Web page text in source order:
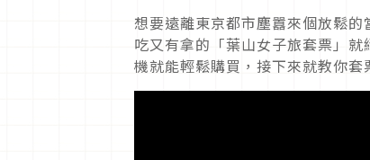
想要遠離東京都市塵囂來個放鬆
吃又有拿的「葉山女子旅套票」
機就能輕鬆購買，接下來就教你